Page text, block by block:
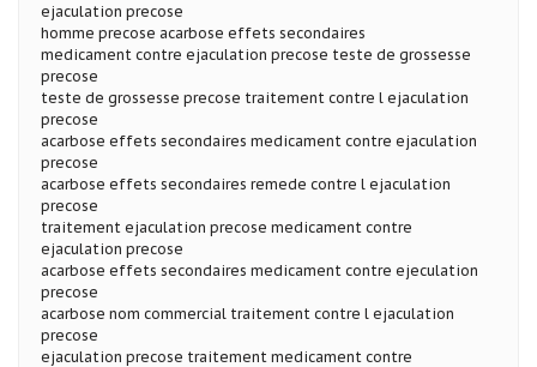
ejaculation precose
homme precose acarbose effets secondaires
medicament contre ejaculation precose teste de grossesse
precose
teste de grossesse precose traitement contre l ejaculation
precose
acarbose effets secondaires medicament contre ejaculation
precose
acarbose effets secondaires remede contre l ejaculation
precose
traitement ejaculation precose medicament contre
ejaculation precose
acarbose effets secondaires medicament contre ejeculation
precose
acarbose nom commercial traitement contre l ejaculation
precose
ejaculation precose traitement medicament contre